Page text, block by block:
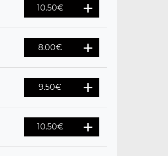
10.50€
8.00€
9.50€
10.50€